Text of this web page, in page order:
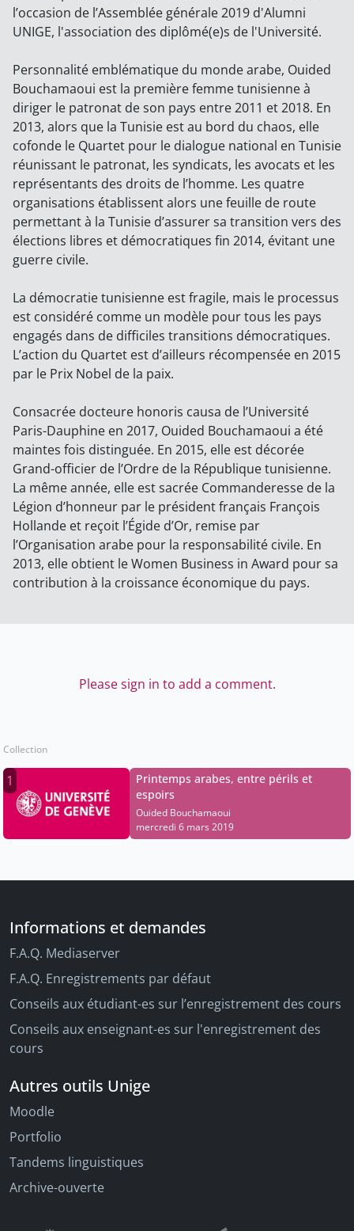
l’occasion de l’Assemblée générale 2019 d'Alumni
UNIGE, l'association des diplômé(e)s de l'Université.
Personnalité emblématique du monde arabe, Ouided
Bouchamaoui est la première femme tunisienne à
diriger le patronat de son pays entre 2011 et 2018. En
2013, alors que la Tunisie est au bord du chaos, elle
cofonde le Quartet pour le dialogue national en Tunisie
réunissant le patronat, les syndicats, les avocats et les
représentants des droits de l’homme. Les quatre
organisations établissent alors une feuille de route
permettant à la Tunisie d’assurer sa transition vers des
élections libres et démocratiques fin 2014, évitant une
guerre civile.
La démocratie tunisienne est fragile, mais le processus
est considéré comme un modèle pour tous les pays
engagés dans de difficiles transitions démocratiques.
L’action du Quartet est d’ailleurs récompensée en 2015
par le Prix Nobel de la paix.
Consacrée docteure honoris causa de l’Université
Paris-Dauphine en 2017, Ouided Bouchamaoui a été
maintes fois distinguée. En 2015, elle est décorée
Grand-officier de l’Ordre de la République tunisienne.
La même année, elle est sacrée Commanderesse de la
Légion d’honneur par le président français François
Hollande et reçoit l’Égide d’Or, remise par
l’Organisation arabe pour la responsabilité civile. En
2013, elle obtient le Women Business in Award pour sa
contribution à la croissance économique du pays.
Please sign in to add a comment.
Collection
1
Printemps arabes, entre périls et
espoirs
Ouided Bouchamaoui
mercredi 6 mars 2019
Informations et demandes
F.A.Q. Mediaserver
F.A.Q. Enregistrements par défaut
Conseils aux étudiant-es sur l’enregistrement des cours
Conseils aux enseignant-es sur l'enregistrement des
cours
Autres outils Unige
Moodle
Portfolio
Tandems linguistiques
Archive-ouverte